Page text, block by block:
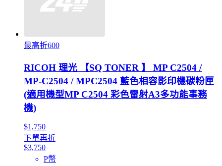
最高折600
RICOH 理光 【SQ TONER 】 MP C2504 /
MP-C2504 / MPC2504 藍色相容影印機碳粉匣
(適用機型MP C2504 彩色雷射A3多功能事務
機)
$1,750
下單再折
$3,750
P幣